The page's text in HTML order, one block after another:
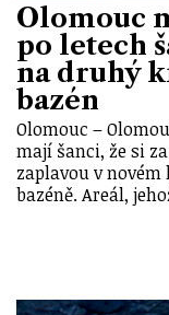
Olomouc
po letech
na druhý
bazén
Olomouc –
mají šanci, že si
zaplavou v
bazéně. Areál,